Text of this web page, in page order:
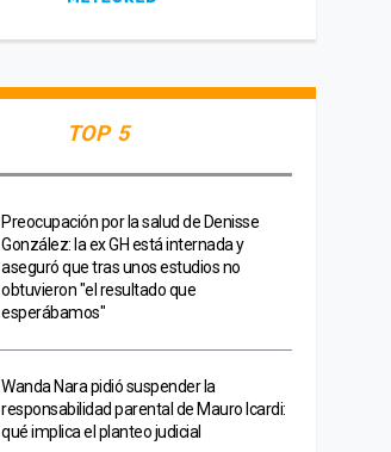
TOP 5
Preocupación por la salud de Denisse
González: la ex GH está internada y
aseguró que tras unos estudios no
obtuvieron "el resultado que
esperábamos"
Wanda Nara pidió suspender la
responsabilidad parental de Mauro Icardi:
qué implica el planteo judicial